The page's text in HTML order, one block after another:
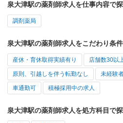
泉大津駅の薬剤師求人を仕事内容で
調剤薬局
泉大津駅の薬剤師求人をこだわり条
産休・育休取得実績有り 店舗数30以
原則、引越しを伴う転勤なし 未経験
車通勤可 積極採用中の求人
泉大津駅の薬剤師求人を処方科目で